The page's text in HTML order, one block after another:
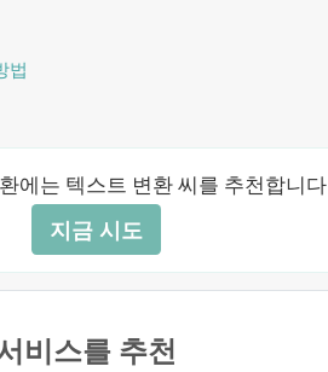
법
에는 텍스트 변환 씨를 추천합니다
지금 시도
비스를 추천